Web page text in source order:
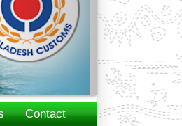
Contact